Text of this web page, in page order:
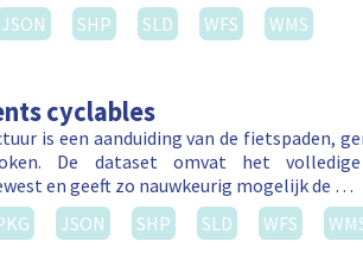
JSON SHP SLD WFS WMS
cyclables
is een aanduiding van de fietspaden,
De dataset omvat het
en geeft zo nauwkeurig mogelijk de …
JSON SHP SLD WFS